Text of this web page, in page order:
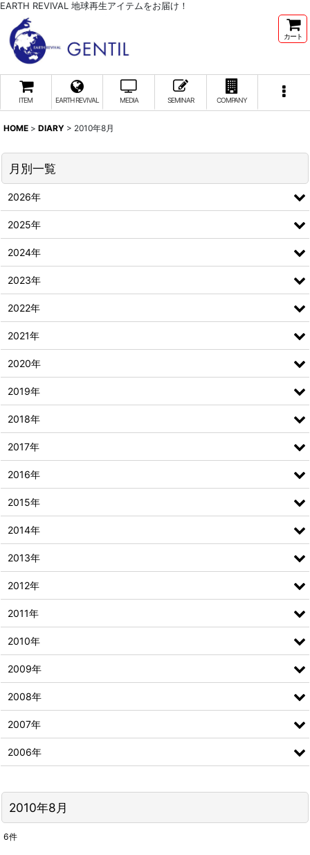
EARTH REVIVAL 地球再生アイテムをお届け！
カート
ITEM EARTH REVIVAL MEDIA SEMINAR COMPANY
HOME > DIARY > 2010年8月
2010年8月
6件
月別一覧
2026年
2025年
2024年
2023年
2022年
2021年
2020年
2019年
2018年
2017年
2016年
2015年
2014年
2013年
2012年
2011年
2010年
2009年
2008年
2007年
2006年